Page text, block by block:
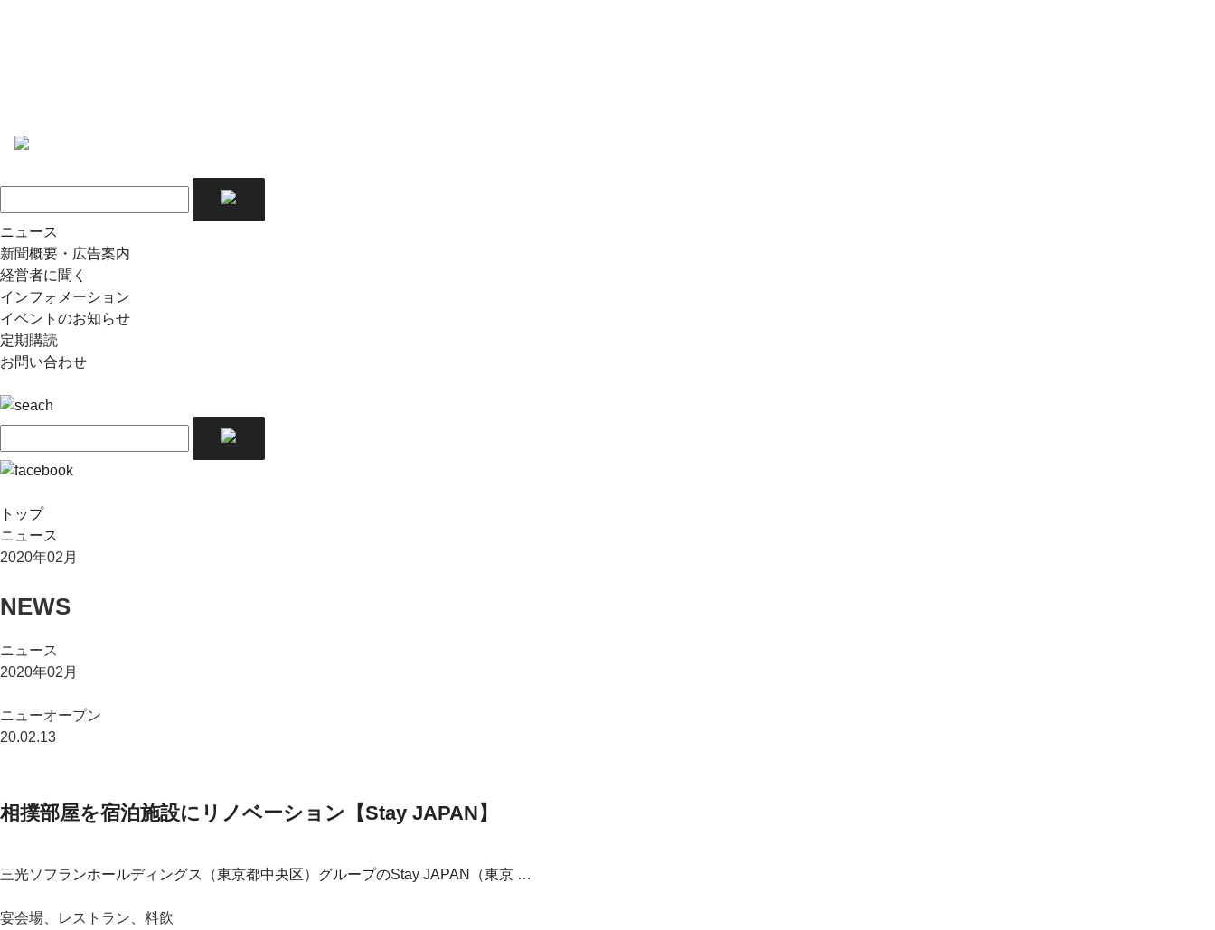
ニュース
新聞概要・広告案内
経営者に聞く
インフォメーション
イベントのお知らせ
定期購読
お問い合わせ
トップ
ニュース
2020年02月
NEWS
ニュース
2020年02月
ニューオープン
20.02.13
相撲部屋を宿泊施設にリノベーション【Stay JAPAN】
三光ソフランホールディングス（東京都中央区）グループのStay JAPAN（東京 …
宴会場、レストラン、料飲